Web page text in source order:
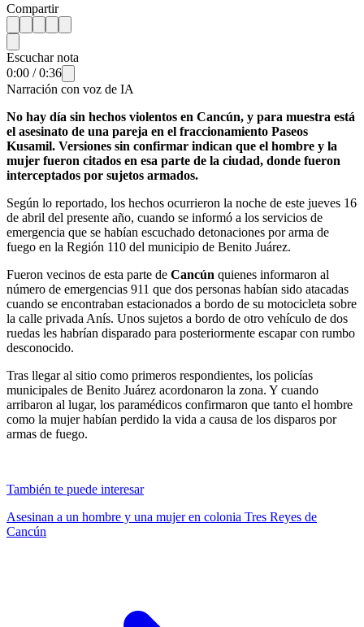
Compartir
Escuchar nota
0:00 /0:36
Narración con voz de IA
No hay día sin hechos violentos en Cancún, y para muestra está
el asesinato de una pareja en el fraccionamiento Paseos
Kusamil. Versiones sin confirmar indican que el hombre y la
mujer fueron citados en esa parte de la ciudad, donde fueron
interceptados por sujetos armados.
Según lo reportado, los hechos ocurrieron la noche de este jueves 16
de abril del presente año, cuando se informó a los servicios de
emergencia que se habían escuchado detonaciones por arma de
fuego en la Región 110 del municipio de Benito Juárez.
Fueron vecinos de esta parte de Cancún quienes informaron al
número de emergencias 911 que dos personas habían sido atacadas
cuando se encontraban estacionados a bordo de su motocicleta sobre
la calle privada Anís. Unos sujetos a bordo de otro vehículo de dos
ruedas les habrían disparado para posteriormente escapar con rumbo
desconocido.
Tras llegar al sitio como primeros respondientes, los policías
municipales de Benito Juárez acordonaron la zona. Y cuando
arribaron al lugar, los paramédicos confirmaron que tanto el hombre
como la mujer habían perdido la vida a causa de los disparos por
armas de fuego.
También te puede interesar
Asesinan a un hombre y una mujer en colonia Tres Reyes de
Cancún